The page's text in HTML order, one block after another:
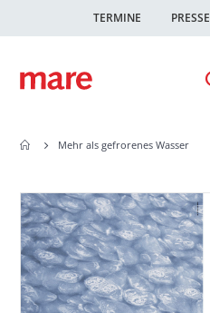
TERMINE PRESSE
Mehr als gefrorenes Wasser
Zum
Ende
der
Bildgalerie
springen
Zum
Anfang
der
Bildgalerie
springen